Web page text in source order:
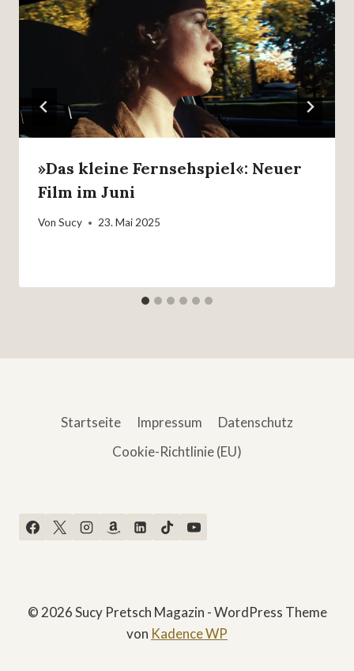
»Das kleine Fernsehspiel«: Neuer
Film im Juni
Von Sucy 23. Mai 2025
Startseite Impressum
Datenschutz
Cookie-Richtlinie (EU)
© 2026 Sucy Pretsch Magazin - WordPress Theme
von Kadence WP